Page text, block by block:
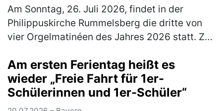
Am Sonntag, 26. Juli 2026, findet in der
Philippuskirche Rummelsberg die dritte von
vier Orgelmatinéen des Jahres 2026 statt. Zu
Västeras in Schweden, Ben…(mehr)
Am ersten Ferientag heißt es
wieder „Freie Fahrt für 1er-
Schülerinnen und 1er-Schüler“